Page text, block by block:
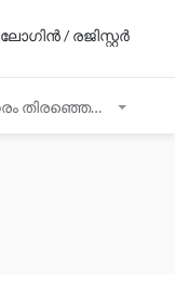
ലോഗിൻ / രജിസ്റ്റർ
നഗരം തിരഞ്ഞെടുക്കുക